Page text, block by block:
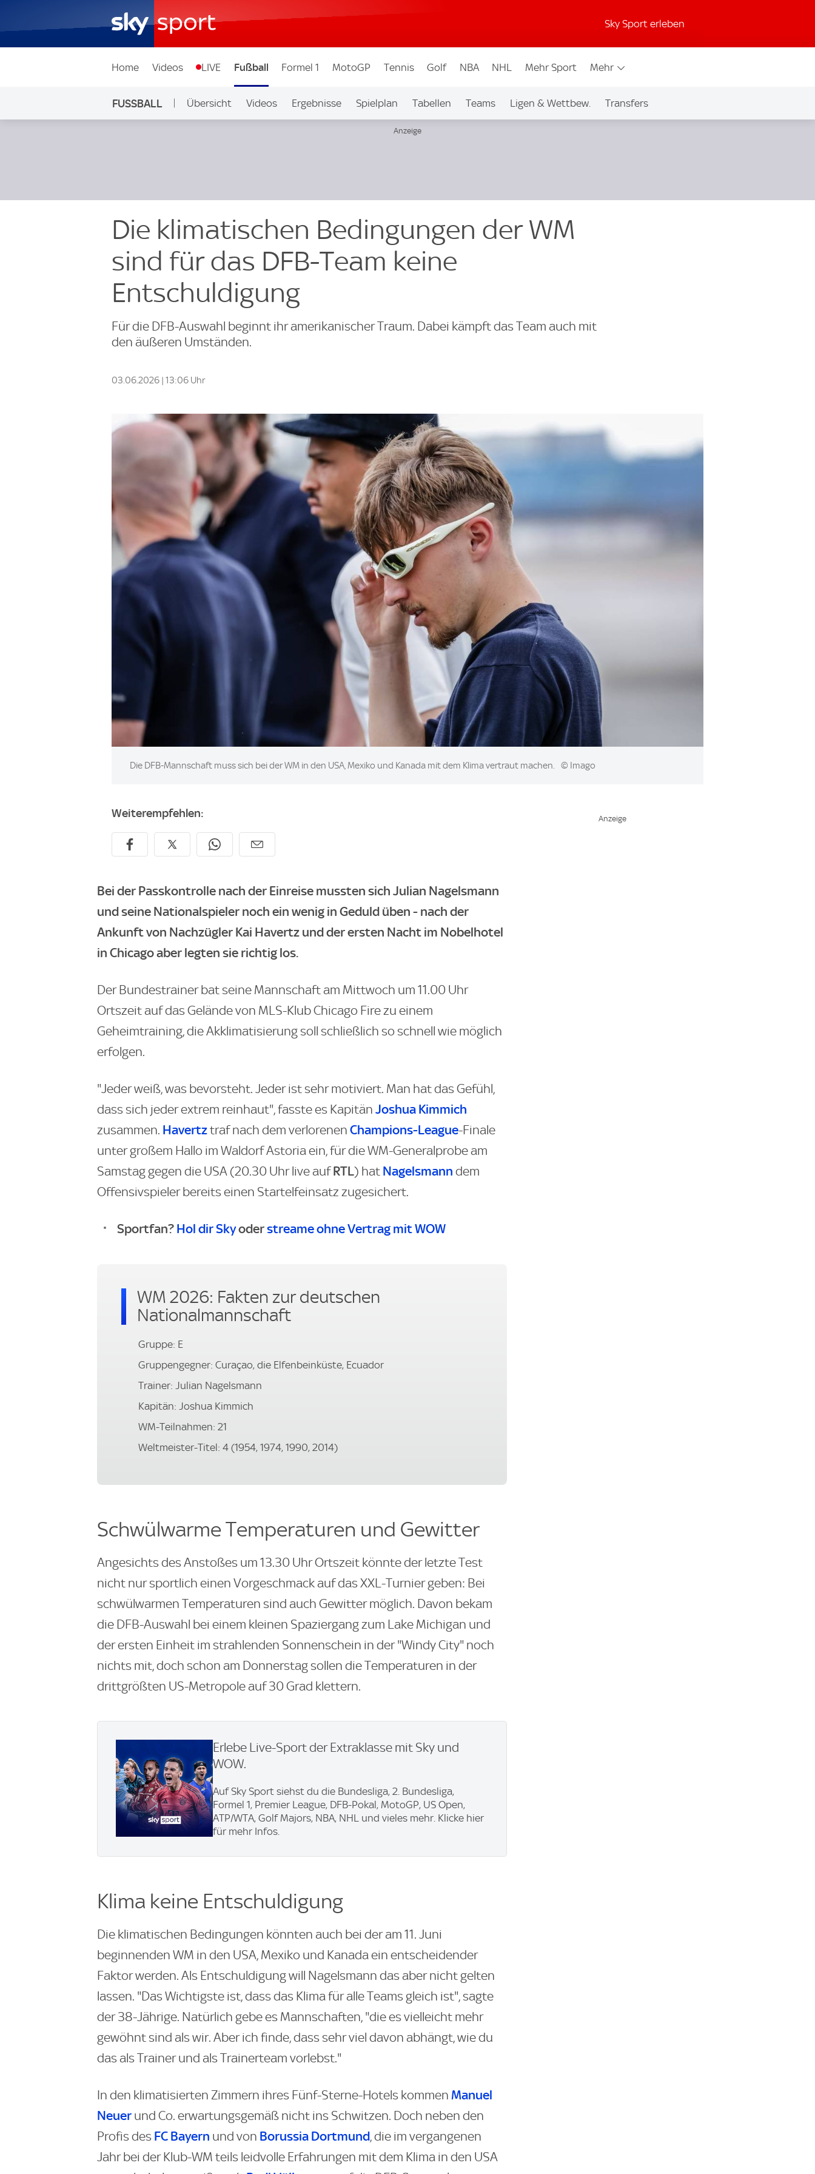
Sky Sport erleben
Home Videos LIVE Fußball Formel 1 MotoGP Tennis Golf NBA NHL Mehr Sport Mehr
FUSSBALL Übersicht Videos Ergebnisse Spielplan Tabellen Teams Ligen & Wettbew. Transfers
Die klimatischen Bedingungen der WM
sind für das DFB-Team keine
Entschuldigung
Für die DFB-Auswahl beginnt ihr amerikanischer Traum. Dabei kämpft das Team auch mit
den äußeren Umständen.
03.06.2026 | 13:06 Uhr
Image:
Die DFB-Mannschaft muss sich bei der WM in den USA, Mexiko und Kanada mit dem Klima vertraut machen. © Imago
Weiterempfehlen:
Bei der Passkontrolle nach der Einreise mussten sich Julian Nagelsmann
und seine Nationalspieler noch ein wenig in Geduld üben - nach der
Ankunft von Nachzügler Kai Havertz und der ersten Nacht im Nobelhotel
in Chicago aber legten sie richtig los.
Der Bundestrainer bat seine Mannschaft am Mittwoch um 11.00 Uhr
Ortszeit auf das Gelände von MLS-Klub Chicago Fire zu einem
Geheimtraining, die Akklimatisierung soll schließlich so schnell wie möglich
erfolgen.
"Jeder weiß, was bevorsteht. Jeder ist sehr motiviert. Man hat das Gefühl,
dass sich jeder extrem reinhaut", fasste es Kapitän Joshua Kimmich
zusammen. Havertztraf nach dem verlorenen Champions-League-Finale
unter großem Hallo im Waldorf Astoria ein, für die WM-Generalprobe am
Samstag gegen die USA (20.30 Uhr live aufRTL) hat Nagelsmann dem
Offensivspieler bereits einen Startelfeinsatz zugesichert.
Sportfan? Hol dir Skyoderstreame ohne Vertrag mit WOW
WM 2026: Fakten zur deutschen
Nationalmannschaft
Gruppe: E
Gruppengegner: Curaçao, die Elfenbeinküste, Ecuador
Trainer: Julian Nagelsmann
Kapitän: Joshua Kimmich
WM-Teilnahmen: 21
Weltmeister-Titel: 4 (1954, 1974, 1990, 2014)
Schwülwarme Temperaturen und Gewitter
Angesichts des Anstoßes um 13.30 Uhr Ortszeit könnte der letzte Test
nicht nur sportlich einen Vorgeschmack auf das XXL-Turnier geben: Bei
schwülwarmen Temperaturen sind auch Gewitter möglich. Davon bekam
die DFB-Auswahl bei einem kleinen Spaziergang zum Lake Michigan und
der ersten Einheit im strahlenden Sonnenschein in der "Windy City" noch
nichts mit, doch schon am Donnerstag sollen die Temperaturen in der
drittgrößten US-Metropole auf 30 Grad klettern.
Erlebe Live-Sport der Extraklasse mit Sky und
WOW.
Auf Sky Sport siehst du die Bundesliga, 2. Bundesliga,
Formel 1, Premier League, DFB-Pokal, MotoGP, US Open,
ATP/WTA, Golf Majors, NBA, NHL und vieles mehr. Klicke hier
für mehr Infos.
Klima keine Entschuldigung
Die klimatischen Bedingungen könnten auch bei der am 11. Juni
beginnenden WM in den USA, Mexiko und Kanada ein entscheidender
Faktor werden. Als Entschuldigung will Nagelsmann das aber nicht gelten
lassen. "Das Wichtigste ist, dass das Klima für alle Teams gleich ist", sagte
der 38-Jährige. Natürlich gebe es Mannschaften, "die es vielleicht mehr
gewöhnt sind als wir. Aber ich finde, dass sehr viel davon abhängt, wie du
das als Trainer und als Trainerteam vorlebst."
In den klimatisierten Zimmern ihres Fünf-Sterne-Hotels kommen Manuel
Neuer und Co. erwartungsgemäß nicht ins Schwitzen. Doch neben den
Profis des FC Bayern und von Borussia Dortmund, die im vergangenen
Jahr bei der Klub-WM teils leidvolle Erfahrungen mit dem Klima in den USA